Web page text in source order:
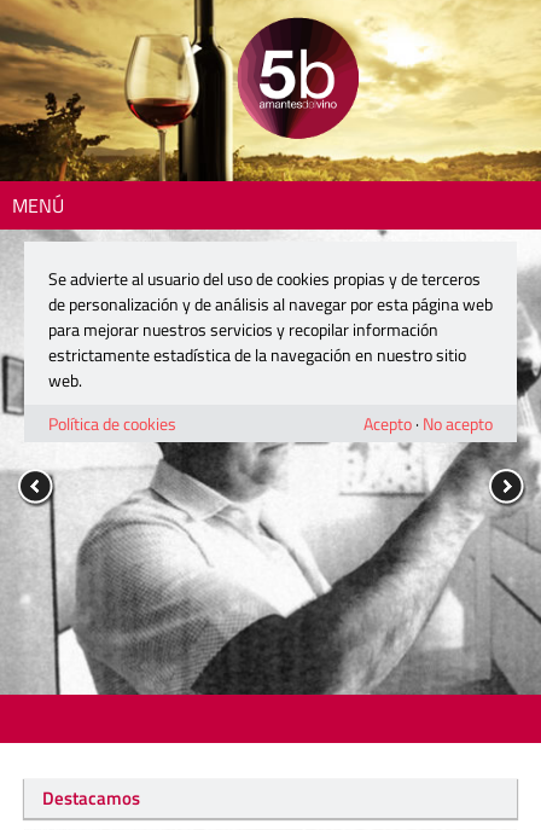
MENÚ
Destacamos
Se advierte al usuario del uso de cookies propias y de terceros
de personalización y de análisis al navegar por esta página web
para mejorar nuestros servicios y recopilar información
estrictamente estadística de la navegación en nuestro sitio
web.
Política de cookies
Acepto· No acepto